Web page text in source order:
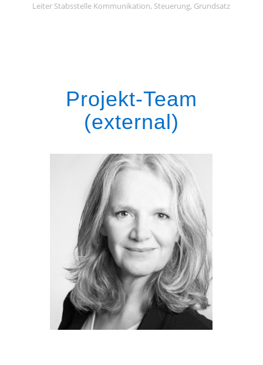
Leiter Stabsstelle Kommunikation, Steuerung, Grundsatz
Projekt-Team
(external)